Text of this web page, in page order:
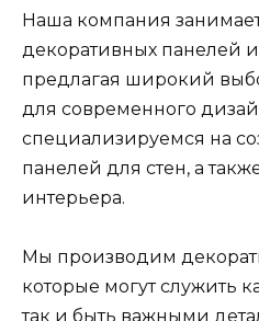
Наша компания
декоративных панелей
предлагая широкий
для современного
специализируемся на
панелей для стен, а
интерьера.
Мы производим
которые могут служить
так и быть важными